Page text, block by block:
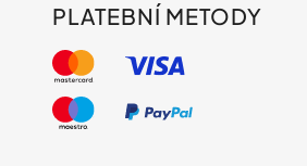
PLATEBNÍ METODY